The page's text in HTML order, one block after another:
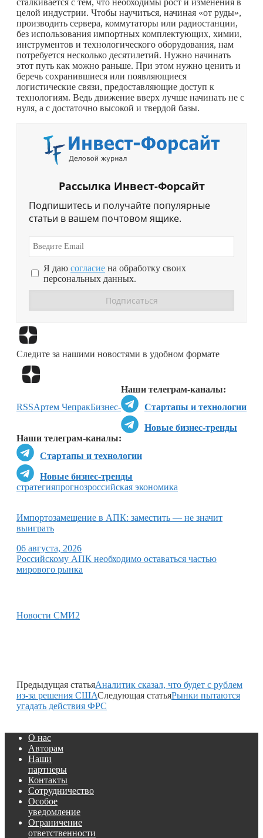
сталкивается с тем, что необходимы рост и изменения в
целой индустрии. Чтобы научиться, начиная «от руды»,
производить сервера, коммутаторы или радиостанции,
без использования импортных комплектующих, химии,
инструментов и технологического оборудования, нам
потребуется несколько десятилетий. Нужно начинать
этот путь как можно раньше. При этом нужно ценить и
беречь сохранившиеся или появляющиеся
логистические связи, предоставляющие доступ к
технологиям. Ведь движение вверх лучше начинать не с
нуля, а с достаточно высокой и твердой базы.
Рассылка Инвест-Форсайт
Подпишитесь и получайте популярные
статьи в вашем почтовом ящике.
Я даю согласие на обработку своих
персональных данных.
Следите за нашими новостями в удобном формате
Наши телеграм-каналы:
Стартапы и технологии
Новые бизнес-тренды
Наши телеграм-каналы:
Стартапы и технологии
Новые бизнес-тренды
RSSАртем ЧепракБизнес-
стратегияпрогнозроссийская экономика
Импортозамещение в АПК: заместить — не значит
выиграть
06 августа, 2026
Российскому АПК необходимо оставаться частью
мирового рынка
Новости СМИ2
Предыдущая статьяАналитик сказал, что будет с рублем
из-за решения СШАСледующая статьяРынки пытаются
угадать действия ФРС
О нас
Авторам
Наши
партнеры
Контакты
Сотрудничество
Особое
уведомление
Ограничение
ответственности